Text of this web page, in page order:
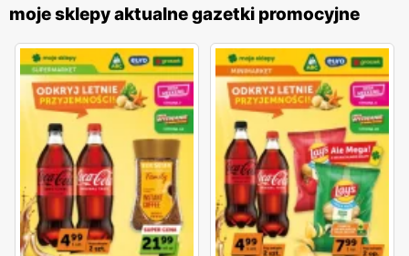
moje sklepy aktualne gazetki promocyjne